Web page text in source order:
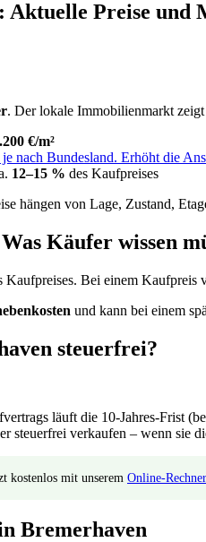
Preise und
. Der lokale Immobilienmarkt zeigt
€/m²
nach Bundesland. Erhöht die
12–15 % des Kaufpreises
hängen von Lage, Zustand,
Käufer wissen
Kaufpreises. Bei einem Kaufpreis
und kann bei einem
steuerfrei?
läuft die 10-Jahres-Frist
steuerfrei verkaufen – wenn sie
kostenlos mit unserem Online-Rechner
Bremerhaven